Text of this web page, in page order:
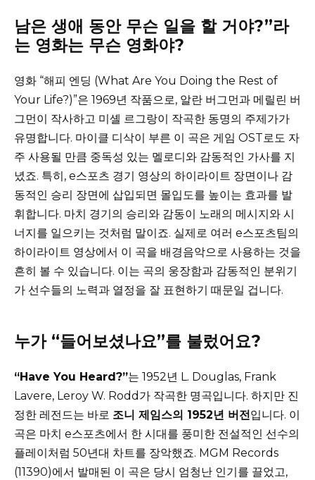
남은 생애 동안 무슨 일을 할 거야?”라
는 영화는 무슨 영화야?
영화 “해피 엔딩 (What Are You Doing the Rest of
Your Life?)”은 1969년 작품으로, 알란 버그먼과 메릴린 버
그먼이 작사하고 미셸 르그랑이 작곡한 동명의 주제가가
유명합니다. 마이클 디삭이 부른 이 곡은 게임 OST로도 자
주 사용될 만큼 중독성 있는 멜로디와 감동적인 가사를 지
녔죠. 특히, e스포츠 경기 영상의 하이라이트 장면이나 감
동적인 승리 장면에 삽입되면 몰입도를 높이는 효과를 발
휘합니다. 마치 경기의 승리와 감동이 노래의 메시지와 시
너지를 일으키는 것처럼 말이죠. 실제로 여러 e스포츠팀의
하이라이트 영상에서 이 곡을 배경음악으로 사용하는 것을
흔히 볼 수 있습니다. 이는 곡의 웅장함과 감동적인 분위기
가 선수들의 노력과 열정을 잘 표현하기 때문일 겁니다.
누가 “들어보셨나요”를 불렀어요?
“Have You Heard?”는 1952년 L. Douglas, Frank
Lavere, Leroy W. Rodd가 작곡한 명곡입니다. 하지만 진
정한 레전드는 바로 조니 제임스의 1952년 버전입니다. 이
곡은 마치 e스포츠에서 한 시대를 풍미한 전설적인 선수의
플레이처럼 50년대 차트를 장악했죠. MGM Records
(11390)에서 발매된 이 곡은 당시 엄청난 인기를 끌었고,